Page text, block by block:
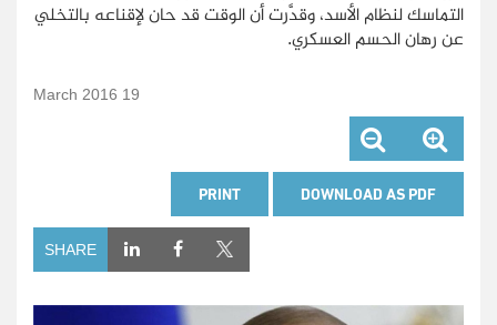
التماسك لنظام الأسد، وقدَّرت أن الوقت قد حان لإقناعه بالتخلي
عن رهان الحسم العسكري.
19 March 2016
DOWNLOAD AS PDF
PRINT
SHARE